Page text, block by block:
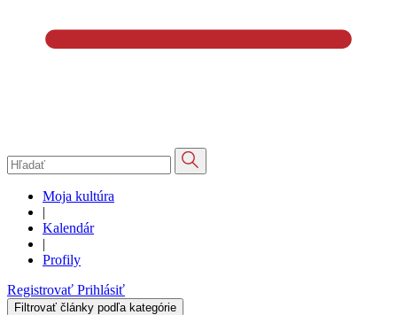
Moja kultúra
|
Kalendár
|
Profily
Registrovať Prihlásiť
Filtrovať články podľa kategórie